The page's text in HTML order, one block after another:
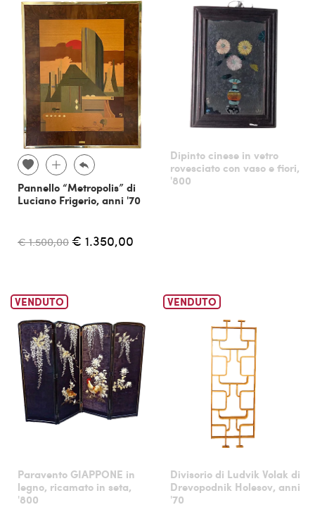
Pannello “Metropolis” di
Luciano Frigerio, anni '70
€ 1.500,00 € 1.350,00
Dipinto cinese in vetro
rovesciato con vaso e fiori,
'800
VENDUTO
Paravento GIAPPONE in
legno, ricamato in seta,
'800
VENDUTO
Divisorio di Ludvik Volak di
Drevopodnik Holesov, anni
'70